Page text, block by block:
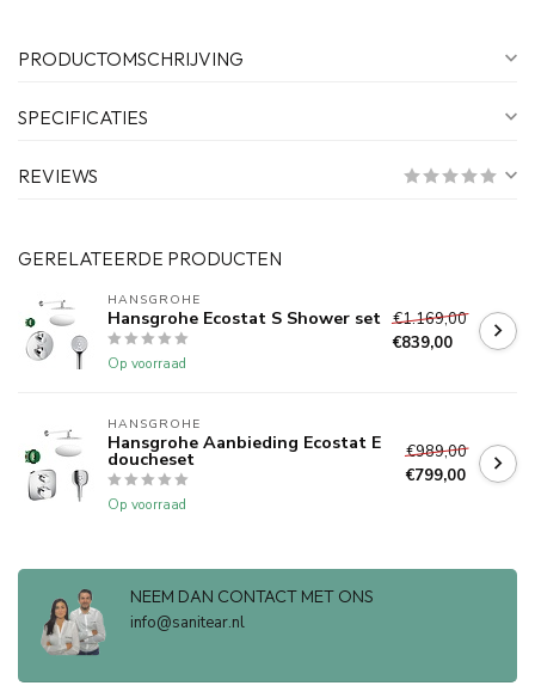
PRODUCTOMSCHRIJVING
SPECIFICATIES
REVIEWS
GERELATEERDE PRODUCTEN
HANSGROHE
Hansgrohe Ecostat S Shower set
Op voorraad
€1.169,00
€839,00
HANSGROHE
Hansgrohe Aanbieding Ecostat E
doucheset
Op voorraad
€989,00
€799,00
NEEM DAN CONTACT MET ONS
info@sanitear.nl